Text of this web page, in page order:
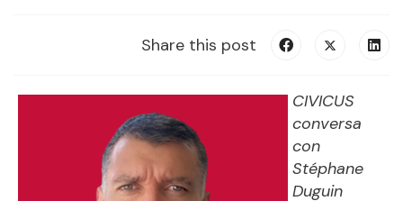
Share this post
CIVICUS
conversa
con
Stéphane
Duguin